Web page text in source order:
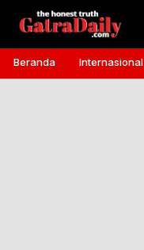
Gatra Daily
the honest truth
Beranda Internasional